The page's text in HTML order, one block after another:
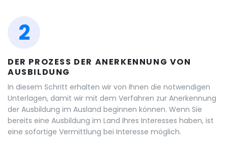
2
DER PROZESS DER ANERKENNUNG VON
AUSBILDUNG
In diesem Schritt erhalten wir von Ihnen die notwendigen
Unterlagen, damit wir mit dem Verfahren zur Anerkennung
der Ausbildung im Ausland beginnen können. Wenn Sie
bereits eine Ausbildung im Land Ihres Interesses haben, ist
eine sofortige Vermittlung bei Interesse möglich.